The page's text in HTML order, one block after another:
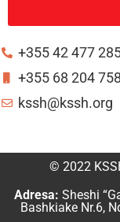
+355 42 477
+355 68 204
kssh@kssh.org
© 2022
Adresa: Sheshi
Bashkiake Nr.6,